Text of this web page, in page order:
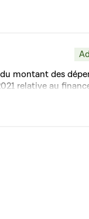
montant des
relative au